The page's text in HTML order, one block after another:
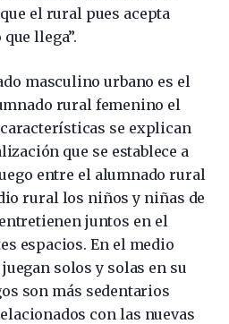
el rural pues acepta
llega”.
masculino urbano es el
rural femenino el
se explican
que se establece a
entre el alumnado rural
rural los niños y niñas de
juntos en el
espacios. En el medio
solos y solas en su
son más sedentarios
con las nuevas